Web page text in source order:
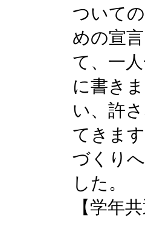
ついて
めの宣
て、一
に書き
い、許
てきま
づくり
した。
【学年